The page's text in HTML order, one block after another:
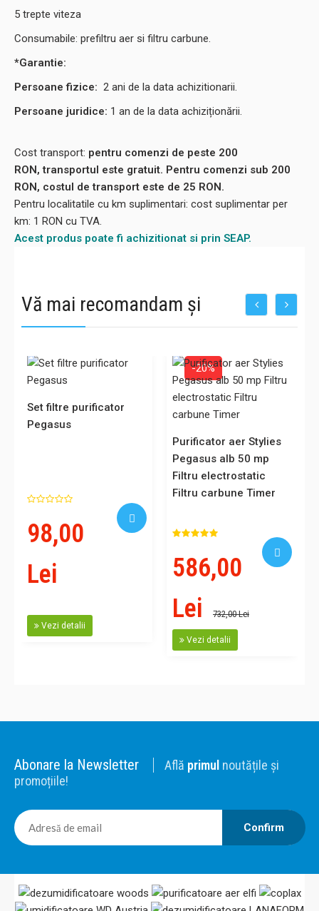
5 trepte viteza
Consumabile: prefiltru aer si filtru carbune.
*Garantie:
Persoane fizice: 2 ani de la data achizitionarii.
Persoane juridice: 1 an de la data achiziționării.
Cost transport: pentru comenzi de peste 200
RON, transportul este gratuit. Pentru comenzi sub 200
RON, costul de transport este de 25 RON.
Pentru localitatile cu km suplimentari: cost suplimentar per
km: 1 RON cu TVA.
Acest produs poate fi achizitionat si prin SEAP.
Vă mai recomandam și
Set filtre purificator
Pegasus
98,00
Lei
Vezi detalii
-20%
Purificator aer Stylies
Pegasus alb 50 mp
Filtru electrostatic
Filtru carbune Timer
586,00
Lei
732,00 Lei
Vezi detalii
Abonare la Newsletter Află primul noutățile și
promoțiile!
Confirm